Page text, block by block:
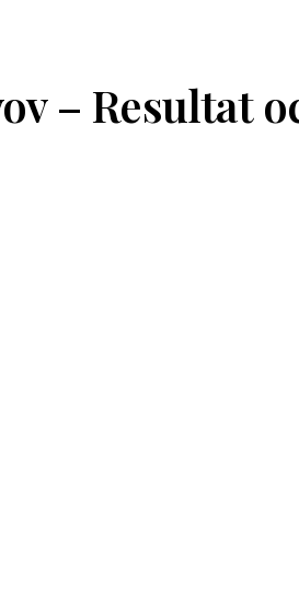
– Resultat